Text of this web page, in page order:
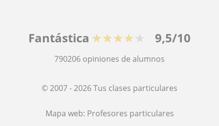
Fantástica ★★★★★ 9,5/10
790206 opiniones de alumnos
© 2007 - 2026 Tus clases particulares
Mapa web: Profesores particulares